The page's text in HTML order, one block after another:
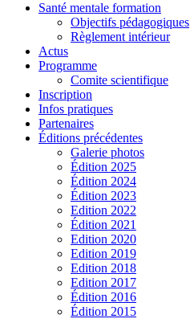
Santé mentale formation
Objectifs pédagogiques
Règlement intérieur
Actus
Programme
Comite scientifique
Inscription
Infos pratiques
Partenaires
Éditions précédentes
Galerie photos
Édition 2025
Édition 2024
Édition 2023
Edition 2022
Édition 2021
Edition 2020
Edition 2019
Edition 2018
Edition 2017
Édition 2016
Édition 2015